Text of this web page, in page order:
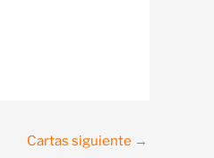
Cartas siguiente →